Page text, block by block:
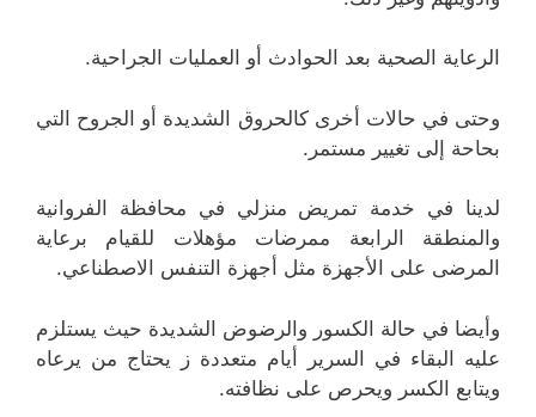
الرعاية الصحية بعد الحوادث أو العمليات الجراحية.
وحتى في حالات أخرى كالحروق الشديدة أو الجروح التي
بحاحة إلى تغيير مستمر.
لدينا في خدمة تمريض منزلي في محافظة الفروانية
والمنطقة الرابعة ممرضات مؤهلات للقيام برعاية
المرضى على الأجهزة مثل أجهزة التنفس الاصطناعي.
وأيضا في حالة الكسور والرضوض الشديدة حيث يستلزم
عليه البقاء في السرير أيام متعددة ز يحتاج من يرعاه
ويتابع الكسر ويحرص على نظافته.